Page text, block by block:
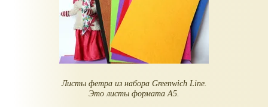
Листы фетра из набора Greenwich Line.
Это листы формата А5.